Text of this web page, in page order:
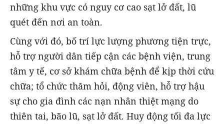
những khu vực có nguy cơ cao sạt lở đất, lũ
quét đến nơi an toàn.
Cùng với đó, bố trí lực lượng phương tiện trực,
hỗ trợ người dân tiếp cận các bệnh viện, trung
tâm y tế, cơ sở khám chữa bệnh để kịp thời cứu
chữa; tổ chức thăm hỏi, động viên, hỗ trợ hậu
sự cho gia đình các nạn nhân thiệt mạng do
thiên tai, bão lũ, sạt lở đất. Huy động tối đa lực